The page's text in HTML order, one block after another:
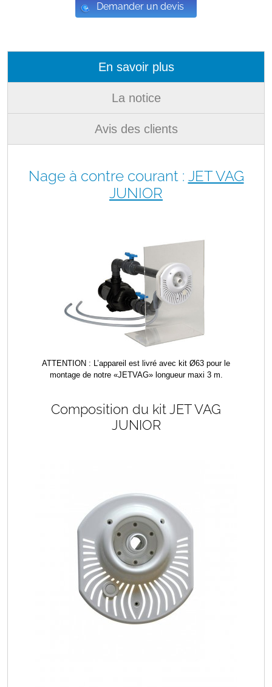
Demander un devis
En savoir plus
La notice
Avis des clients
Nage à contre courant : JET VAG
JUNIOR
ATTENTION : L’appareil est livré avec kit Ø63 pour le
montage de notre «JETVAG» longueur maxi 3 m.
Composition du kit JET VAG
JUNIOR